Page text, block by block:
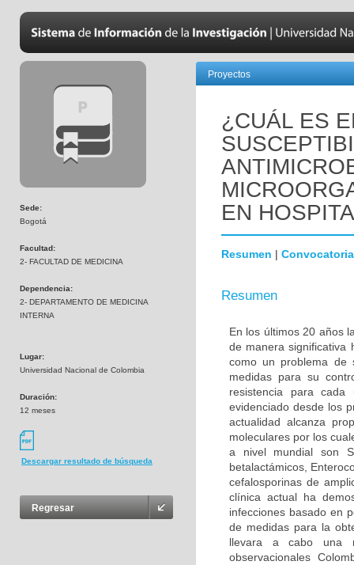
Sede:
Bogotá
Facultad:
2- FACULTAD DE MEDICINA
Dependencia:
2- DEPARTAMENTO DE MEDICINA
INTERNA
Lugar:
Universidad Nacional de Colombia
Duración:
12 meses
Descargar resultado de búsqueda
Regresar
Proyectos
¿CUÁL ES
EN
Resumen | Convocatoria
Resumen
En los últimos 20 años
de manera significativa
como un problema de
medidas para su
resistencia para
evidenciado desde los
actualidad alcanza
moleculares por los
a nivel mundial son
betalactámicos,
cefalosporinas de
clínica actual ha
infecciones basado en
de medidas para la
llevara a cabo una
observacionales